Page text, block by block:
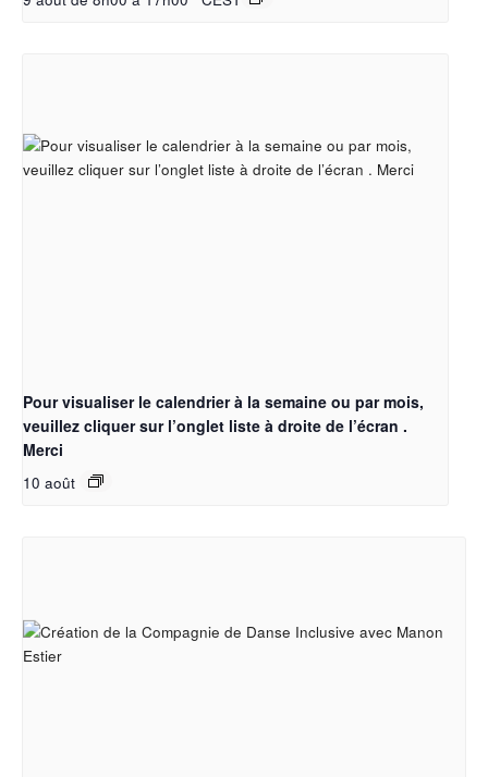
Pour visualiser le calendrier à la semaine ou par mois,
veuillez cliquer sur l’onglet liste à droite de l’écran .
Merci
10 août